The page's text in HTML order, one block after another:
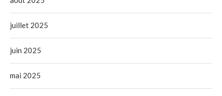
juillet 2025
juin 2025
mai 2025